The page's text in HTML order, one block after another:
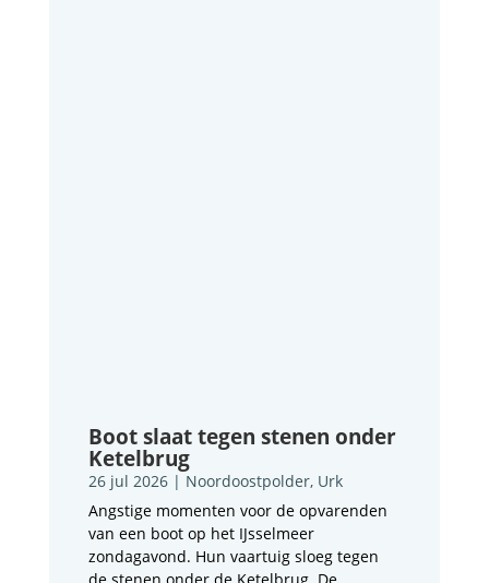
Boot slaat tegen stenen onder
Ketelbrug
26 jul 2026| Noordoostpolder, Urk
Angstige momenten voor de opvarenden
van een boot op het IJsselmeer
zondagavond. Hun vaartuig sloeg tegen